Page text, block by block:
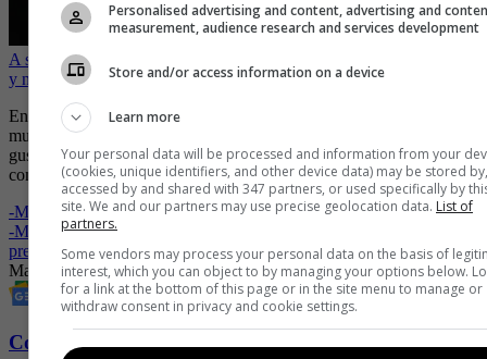
A sus 57 años, Margarita Rosa de Francisco vuelve a la universidad
y no a estudiar astrología
En sus redes sociales, ambos reflejan el apoyo que se brindan
mutuamente en sus proyectos y las pasiones que comparten como su
gusto por hacer ejercicio, mantener una sana alimentación y
compartir tiempo con sus mascotas.
-Margarita Rosa de Francisco sin botox ¡Qué cambio!
-Marbelle envía controversial mensaje a Margarita Rosa por su
premio como mejor actriz
Margarita Rosa de FranciscoSoledad Romanticismo
Conozca más de Fucsia aquí
Personalised advertising and content, advertising and
measurement, audience research and services development
Store and/or access information on a device
Learn more
Your personal data will be processed and information from your
(cookies, unique identifiers, and other device data) may be stored by,
accessed by and shared with 347 partners, or used specifically by
site. We and our partners may use precise geolocation data. List of
partners.
Some vendors may process your personal data on the basis of
interest, which you can object to by managing your options below.
for a link at the bottom of this page or in the site menu to manage or
withdraw consent in privacy and cookie settings.